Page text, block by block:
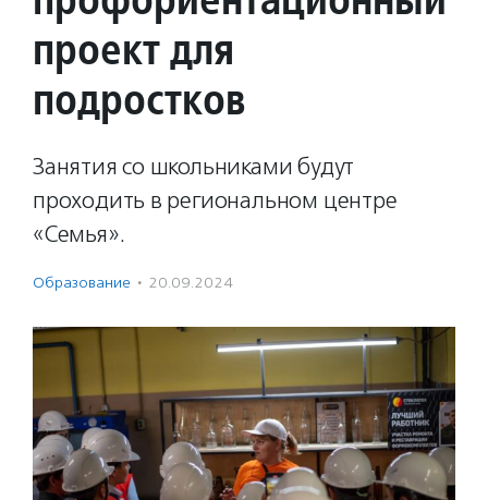
проект для
подростков
Занятия со школьниками будут
проходить в региональном центре
«Семья».
Образование · 20.09.2024